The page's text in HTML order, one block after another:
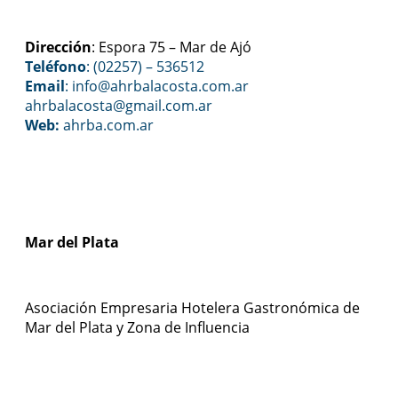
Dirección: Espora 75 – Mar de Ajó
Teléfono: (02257) – 536512
Email: info@ahrbalacosta.com.ar
ahrbalacosta@gmail.com.ar
Web: ahrba.com.ar
Mar del Plata
Asociación Empresaria Hotelera Gastronómica de
Mar del Plata y Zona de Influencia